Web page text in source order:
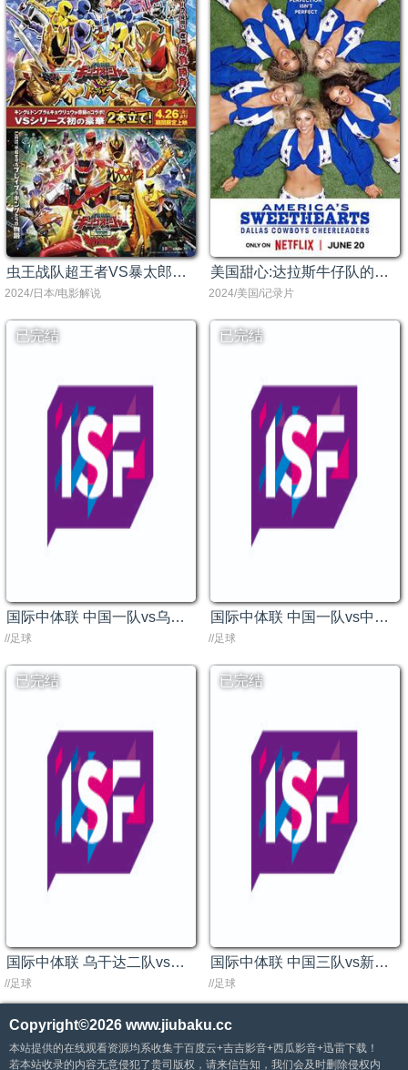
虫王战队超王者VS暴太郎战队咚兄弟[电影解说]
2024/日本/电影解说
美国甜心:达拉斯牛仔队的啦啦队长
2024/美国/记录片
已完结
国际中体联 中国一队vs乌干达一队20240526
//足球
已完结
国际中体联 中国一队vs中国二队20240525
//足球
已完结
国际中体联 乌干达二队vs乌干达一队20240525
//足球
已完结
国际中体联 中国三队vs新西兰队20240519
//足球
Copyright©2026 www.jiubaku.cc
本站提供的在线观看资源均系收集于百度云+吉吉影音+西瓜影音+迅雷下载！
若本站收录的内容无意侵犯了贵司版权，请来信告知，我们会及时删除侵权内